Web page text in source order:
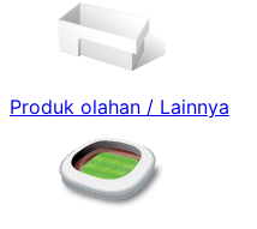
Produk olahan / Lainnya